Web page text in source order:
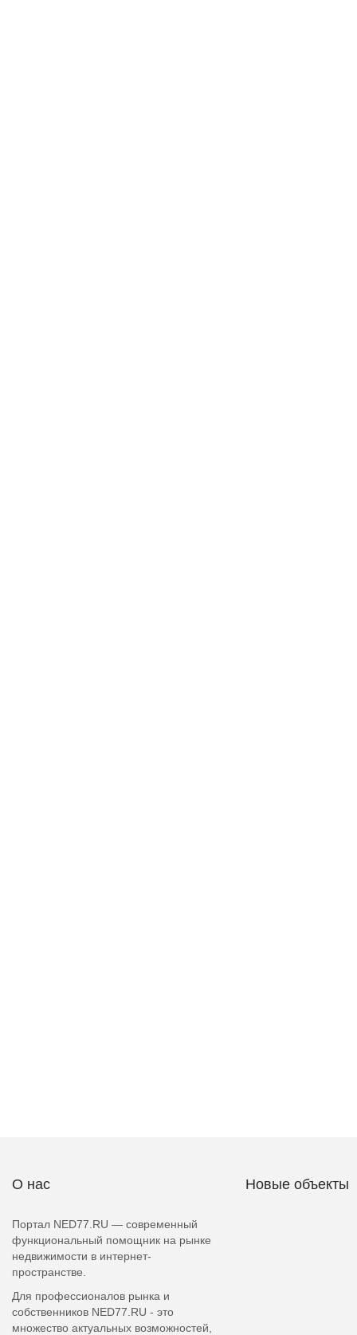
О нас
Портал NED77.RU — современный
функциональный помощник на рынке
недвижимости в интернет-
пространстве.
Для профессионалов рынка и
собственников NED77.RU - это
множество актуальных возможностей,
Новые объекты